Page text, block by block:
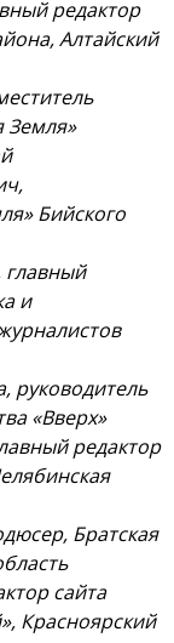
редактор
Алтайский
Земля»
Бийского
и
руководитель
«Вверх»
редактор
Братская
сайта
Красноярский